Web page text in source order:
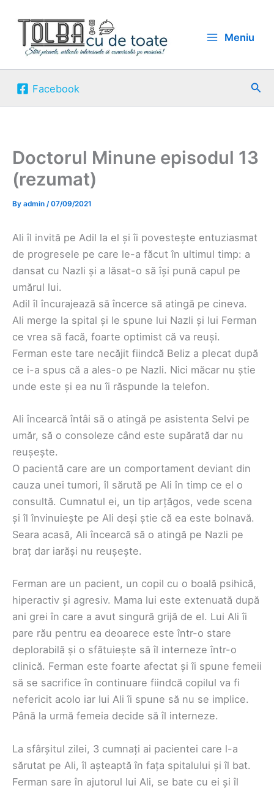
content
Meniu
Facebook
Doctorul Minune episodul 13
(rezumat)
By admin /07/09/2021
Ali îl invită pe Adil la el și îi povestește entuziasmat
de progresele pe care le-a făcut în ultimul timp: a
dansat cu Nazli și a lăsat-o să își pună capul pe
umărul lui.
Adil îl încurajează să încerce să atingă pe cineva.
Ali merge la spital și le spune lui Nazli și lui Ferman
ce vrea să facă, foarte optimist că va reuși.
Ferman este tare necăjit fiindcă Beliz a plecat după
ce i-a spus că a ales-o pe Nazli. Nici măcar nu știe
unde este și ea nu îi răspunde la telefon.
Ali încearcă întâi să o atingă pe asistenta Selvi pe
umăr, să o consoleze când este supărată dar nu
reușește.
O pacientă care are un comportament deviant din
cauza unei tumori, îl sărută pe Ali în timp ce el o
consultă. Cumnatul ei, un tip arțăgos, vede scena
și îl învinuiește pe Ali deși știe că ea este bolnavă.
Seara acasă, Ali încearcă să o atingă pe Nazli pe
braț dar iarăși nu reușește.
Ferman are un pacient, un copil cu o boală psihică,
hiperactiv și agresiv. Mama lui este extenuată după
ani grei în care a avut singură grijă de el. Lui Ali îi
pare rău pentru ea deoarece este într-o stare
deplorabilă și o sfătuiește să îl interneze într-o
clinică. Ferman este foarte afectat și îi spune femeii
să se sacrifice în continuare fiindcă copilul va fi
nefericit acolo iar lui Ali îi spune să nu se implice.
Până la urmă femeia decide să îl interneze.
La sfârșitul zilei, 3 cumnați ai pacientei care l-a
sărutat pe Ali, îl așteaptă în fața spitalului și îl bat.
Ferman sare în ajutorul lui Ali, se bate cu ei și îl